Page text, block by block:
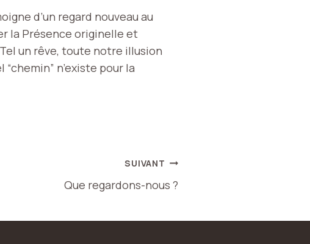
d’un regard nouveau au
la Présence originelle et
un rêve, toute notre illusion
n’existe pour la
SUIVANT
Que regardons-nous ?